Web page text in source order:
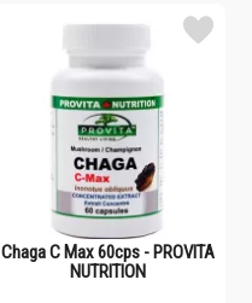
Chaga C Max 60cps - PROVITA
NUTRITION